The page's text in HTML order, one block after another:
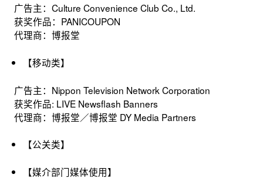
广告主：Culture Convenience Club Co., Ltd.
获奖作品：PANICOUPON
代理商：博报堂
【移动类】
广告主：Nippon Television Network Corporation
获奖作品: LIVE Newsflash Banners
代理商：博报堂／博报堂 DY Media Partners
【公关类】
【媒介部门媒体使用】